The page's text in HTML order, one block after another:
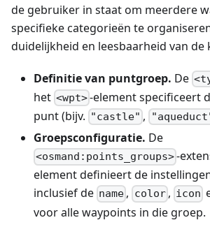
de gebruiker in staat om meerdere
specifieke categorieën te
duidelijkheid en leesbaarheid van
Definitie van puntgroep. De
het <wpt>-element specificeert
punt (bijv. "castle" ,
Groepsconfiguratie. De
<osmand:points_groups>-
element definieert de
inclusief de name , color, icon
voor alle waypoints in die groep.